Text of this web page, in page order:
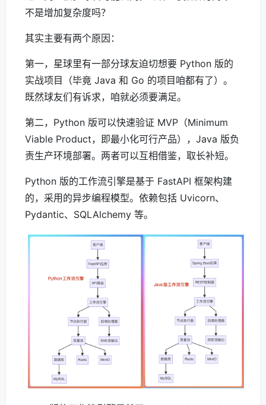
不是增加复杂度吗？
其实主要有两个原因：
第一，星球里有一部分球友迫切想要 Python 版的
实战项目（毕竟 Java 和 Go 的项目咱都有了）。
既然球友们有诉求，咱就必须要满足。
第二，Python 版可以快速验证 MVP（Minimum
Viable Product，即最小化可行产品），Java 版负
责生产环境部署。两者可以互相借鉴，取长补短。
Python 版的工作流引擎是基于 FastAPI 框架构建
的，采用的异步编程模型。依赖包括 Uvicorn、
Pydantic、SQLAlchemy 等。